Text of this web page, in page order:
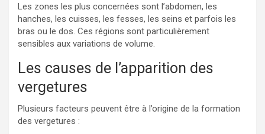
Les zones les plus concernées sont l’abdomen, les
hanches, les cuisses, les fesses, les seins et parfois les
bras ou le dos. Ces régions sont particulièrement
sensibles aux variations de volume.
Les causes de l’apparition des
vergetures
Plusieurs facteurs peuvent être à l’origine de la formation
des vergetures :